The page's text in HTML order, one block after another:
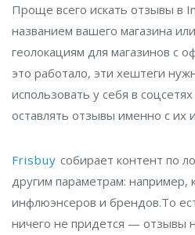
Проще всего искать отзывы в
названием вашего магазина
геолокациям для магазинов с
это работало, эти хештеги
использовать у себя в
оставлять отзывы именно с их
Frisbuy собирает контент по
другим параметрам: например,
инфлюэнсеров и брендов.То
ничего не придется — отзывы